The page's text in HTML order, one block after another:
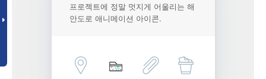
프로젝트에 정말 멋지게 어울리는 해
안도로 애니메이션 아이콘.